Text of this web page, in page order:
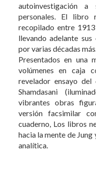
autoinvestigación
personales. El
recopilado entre
llevando adelante
por varias décadas
Presentados en una
volúmenes en caja
revelador ensayo del
Shamdasani
vibrantes obras
versión facsimilar
cuaderno, Los libros
hacia la mente de
analítica.